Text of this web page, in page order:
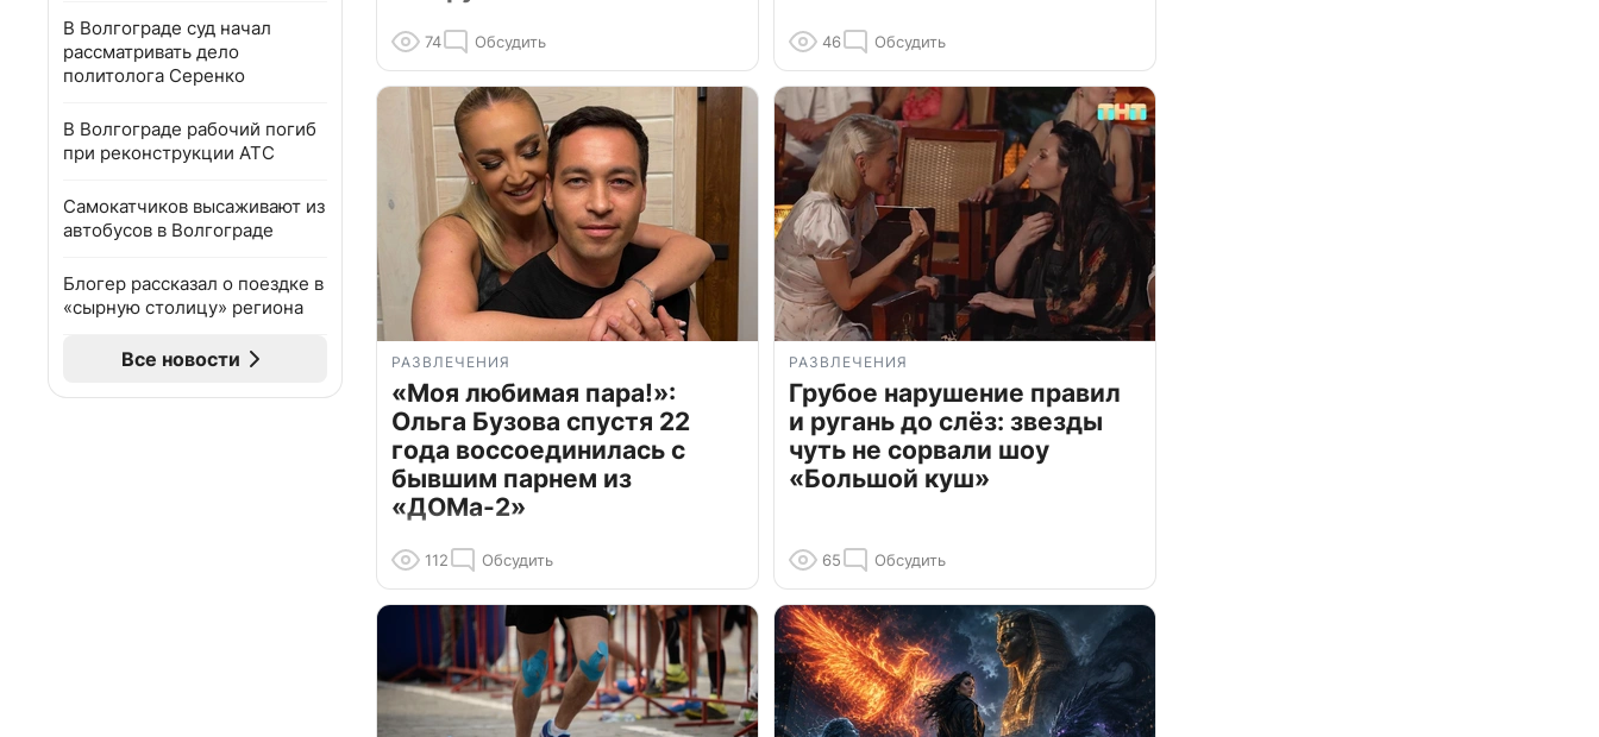
В Волгограде суд начал
рассматривать дело
политолога Серенко
В Волгограде рабочий погиб
при реконструкции АТС
Самокатчиков высаживают из
автобусов в Волгограде
Блогер рассказал о поездке в
«сырную столицу» региона
Все новости
74 Обсудить 46 Обсудить
РАЗВЛЕЧЕНИЯ
«Моя любимая пара!»:
Ольга Бузова спустя 22
года воссоединилась с
бывшим парнем из
«ДОМа-2»
112 Обсудить
РАЗВЛЕЧЕНИЯ
Грубое нарушение правил
и ругань до слёз: звезды
чуть не сорвали шоу
«Большой куш»
65 Обсудить